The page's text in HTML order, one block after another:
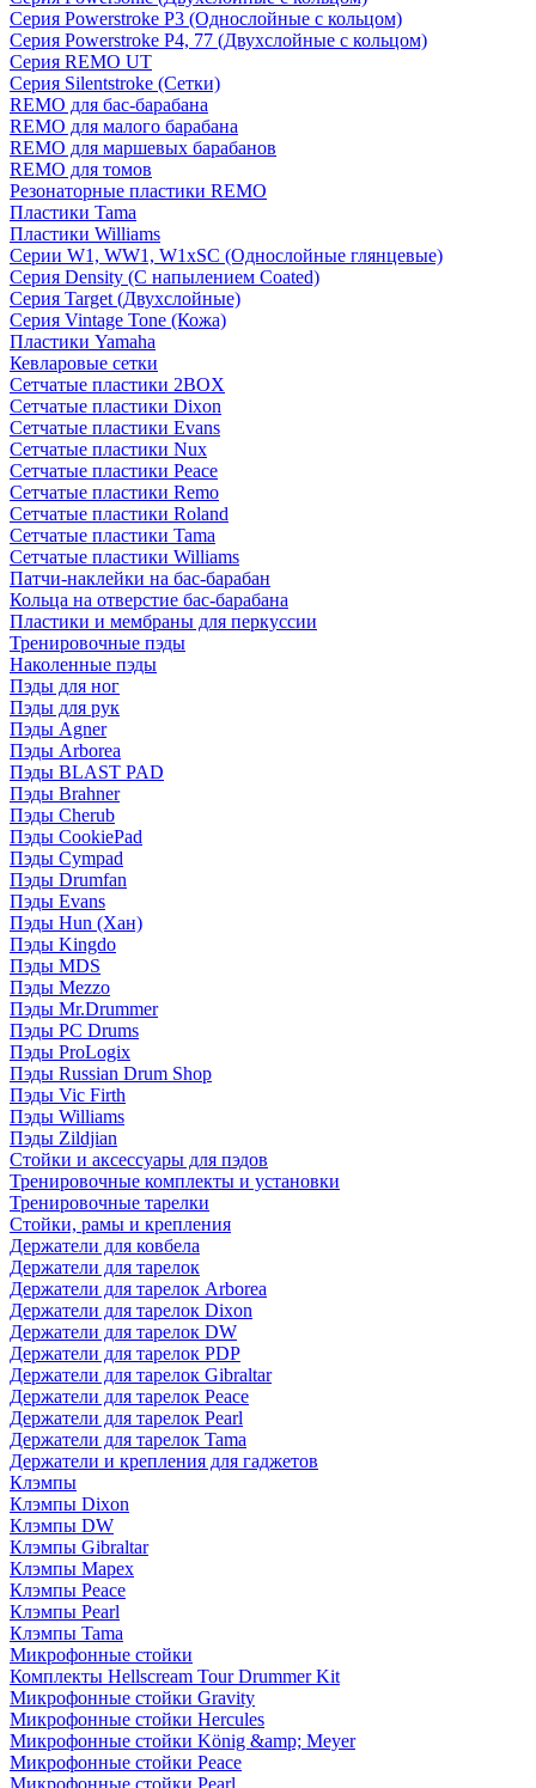
Серия Powerstroke P3 (Однослойные с кольцом)
Серия Powerstroke P4, 77 (Двухслойные с кольцом)
Серия REMO UT
Серия Silentstroke (Сетки)
REMO для бас-барабана
REMO для малого барабана
REMO для маршевых барабанов
REMO для томов
Резонаторные пластики REMO
Пластики Tama
Пластики Williams
Серии W1, WW1, W1xSC (Однослойные глянцевые)
Серия Density (C напылением Coated)
Серия Target (Двухслойные)
Серия Vintage Tone (Кожа)
Пластики Yamaha
Кевларовые сетки
Сетчатые пластики 2BOX
Сетчатые пластики Dixon
Сетчатые пластики Evans
Сетчатые пластики Nux
Сетчатые пластики Peace
Сетчатые пластики Remo
Сетчатые пластики Roland
Сетчатые пластики Tama
Сетчатые пластики Williams
Патчи-наклейки на бас-барабан
Кольца на отверстие бас-барабана
Пластики и мембраны для перкуссии
Тренировочные пэды
Наколенные пэды
Пэды для ног
Пэды для рук
Пэды Agner
Пэды Arborea
Пэды BLAST PAD
Пэды Brahner
Пэды Cherub
Пэды CookiePad
Пэды Cympad
Пэды Drumfan
Пэды Evans
Пэды Hun (Хан)
Пэды Kingdo
Пэды MDS
Пэды Mezzo
Пэды Mr.Drummer
Пэды PC Drums
Пэды ProLogix
Пэды Russian Drum Shop
Пэды Vic Firth
Пэды Williams
Пэды Zildjian
Стойки и аксессуары для пэдов
Тренировочные комплекты и установки
Тренировочные тарелки
Стойки, рамы и крепления
Держатели для ковбела
Держатели для тарелок
Держатели для тарелок Arborea
Держатели для тарелок Dixon
Держатели для тарелок DW
Держатели для тарелок PDP
Держатели для тарелок Gibraltar
Держатели для тарелок Peace
Держатели для тарелок Pearl
Держатели для тарелок Tama
Держатели и крепления для гаджетов
Клэмпы
Клэмпы Dixon
Клэмпы DW
Клэмпы Gibraltar
Клэмпы Mapex
Клэмпы Peace
Клэмпы Pearl
Клэмпы Tama
Микрофонные стойки
Комплекты Hellscream Tour Drummer Kit
Микрофонные стойки Gravity
Микрофонные стойки Hercules
Микрофонные стойки König &amp; Meyer
Микрофонные стойки Peace
Микрофонные стойки Pearl